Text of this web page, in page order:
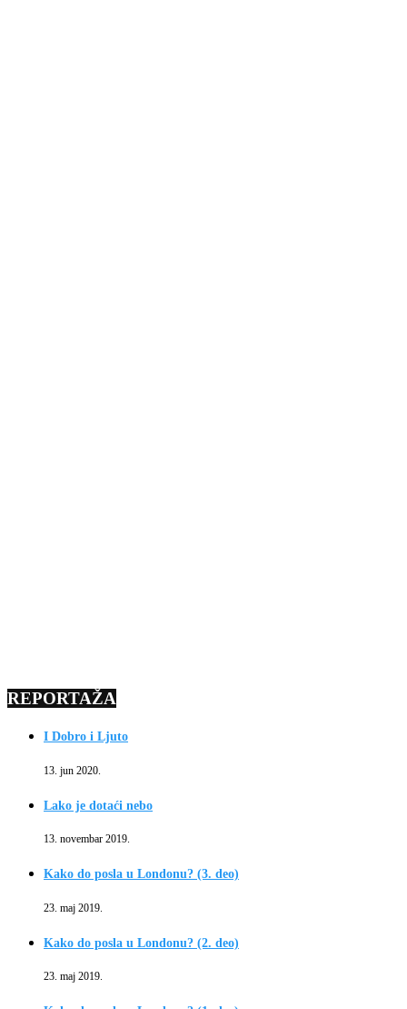
REPORTAŽA
I Dobro i Ljuto
13. jun 2020.
Lako je dotaći nebo
13. novembar 2019.
Kako do posla u Londonu? (3. deo)
23. maj 2019.
Kako do posla u Londonu? (2. deo)
23. maj 2019.